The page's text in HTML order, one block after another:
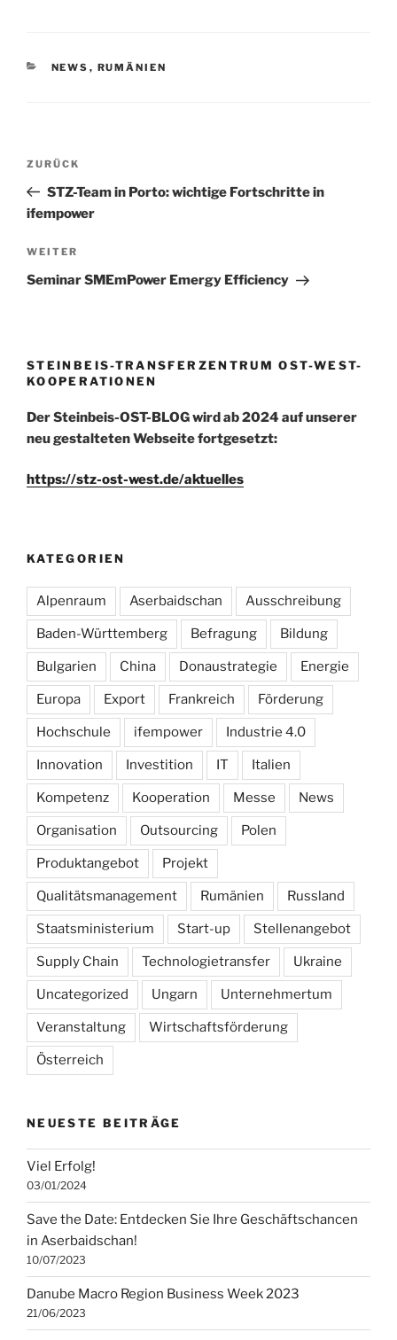
e
k
o l
KATEGORIEN
NEWS , RUMÄNIEN
Beitragsnavigation
Vorheriger
Beitrag
ZURÜCK
STZ-Team in Porto: wichtige Fortschritte in
ifempower
Nächster
Beitrag
WEITER
Seminar SMEmPower Emergy Efficiency
STEINBEIS-TRANSFERZENTRUM OST-WEST-
KOOPERATIONEN
Der Steinbeis-OST-BLOG wird ab 2024 auf unserer
neu gestalteten Webseite fortgesetzt:
https://stz-ost-west.de/aktuelles
KATEGORIEN
Alpenraum Aserbaidschan Ausschreibung
Baden-Württemberg Befragung Bildung
Bulgarien China Donaustrategie Energie
Europa Export Frankreich Förderung
Hochschule ifempower Industrie 4.0
Innovation Investition IT Italien
Kompetenz Kooperation Messe News
Organisation Outsourcing Polen
Produktangebot Projekt
Qualitätsmanagement Rumänien Russland
Staatsministerium Start-up Stellenangebot
Supply Chain Technologietransfer Ukraine
Uncategorized Ungarn Unternehmertum
Veranstaltung Wirtschaftsförderung
Österreich
NEUESTE BEITRÄGE
Viel Erfolg!
03/01/2024
Save the Date: Entdecken Sie Ihre Geschäftschancen
in Aserbaidschan!
10/07/2023
Danube Macro Region Business Week 2023
21/06/2023